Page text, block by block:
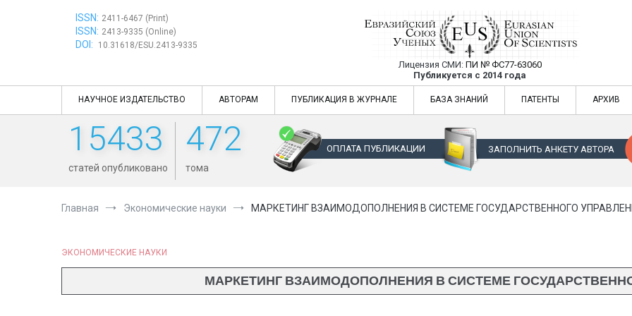
ISSN: 2411-6467 (Print)
ISSN: 2413-9335 (Online)
DOI: 10.31618/ESU.2413-9335
Евразийский Союз Ученых —
Лицензия СМИ: ПИ № ФС77-63060
Публикуется с 2014 года
Евразийский Союз Ученых — публикация научных статей в
НАУЧНОЕ ИЗДАТЕЛЬСТВО АВТОРАМ ПУБЛИКАЦИЯ В ЖУРНАЛЕ БАЗА ЗНАНИЙ ПАТЕНТЫ АРХИВ
15433
статей опубликовано
472
тома
ОПЛАТА ПУБЛИКАЦИИ ЗАПОЛНИТЬ АНКЕТУ АВТОРА
Главная Экономические науки МАРКЕТИНГ ВЗАИМОДОПОЛНЕНИЯ В СИСТЕМЕ ГОСУДАРСТВЕННОГО
ЭКОНОМИЧЕСКИЕ НАУКИ
МАРКЕТИНГ ВЗАИМОДОПОЛНЕНИЯ В СИСТЕМЕ